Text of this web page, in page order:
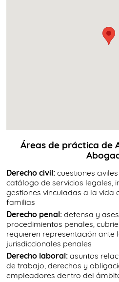
Áreas de práctica de
Derecho civil: cuestiones
catálogo de servicios legales,
gestiones vinculadas a la vida
familias
Derecho penal: defensa y
procedimientos penales,
requieren representación ante
jurisdiccionales penales
Derecho laboral: asuntos
de trabajo, derechos y
empleadores dentro del